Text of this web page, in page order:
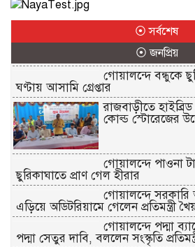
⦿ সর্বশেষ
⦿ জনপ্রিয়
গোয়ালন্দে বন্ধুকে
ঘণ্টায় আসামি গ্রেপ্তার
রাজবাড়ীতে
কোল্ড স্টোরেজের
গোয়ালন্দে পাওনা
ছুরিকাঘাতে প্রাণ গেল হীরার
গোয়ালন্দে সরকারি
এড়িয়ে অডিটরিয়ামে গেলেন প্রতিমন্ত্রী
গোয়ালন্দে পদ্মা
পদ্মা সেতুর দাবি, বললেন সংস্কৃতি